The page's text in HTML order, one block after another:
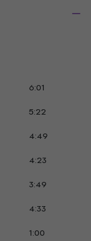
6:01
5:22
4:49
4:23
3:49
4:33
1:00